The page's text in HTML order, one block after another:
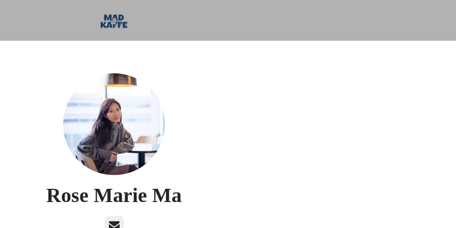
Rose Marie Ma
E-mail